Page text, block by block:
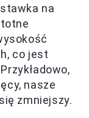
na
co jest
nasze
zmniejszy.